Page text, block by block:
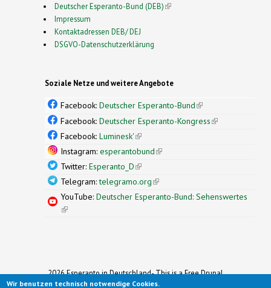
Deutscher Esperanto-Bund (DEB)(link is external)
Impressum
Kontaktadressen DEB/ DEJ
DSGVO-Datenschutzerklärung
Soziale Netze und weitere Angebote
Facebook: Deutscher Esperanto-Bund(link is
external)
Facebook: Deutscher Esperanto-Kongress(link is
Facebook: Luminesk'(link is external)
Instagram: esperantobund(link is external)
Twitter: Esperanto_D(link is external)
Telegram:telegramo.org(link is external)
YouTube: Deutscher Esperanto-Bund: Sehenswertes
(link is external)
2026 Esperanto in Deutschland- This is a Free Drupal
Theme
Wir benutzen technisch notwendige Cookies.